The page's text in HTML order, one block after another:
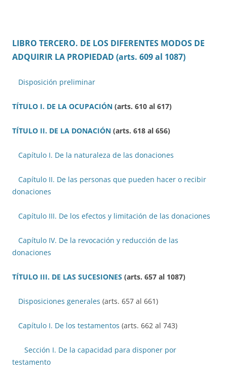
LIBRO TERCERO. DE LOS DIFERENTES MODOS DE
ADQUIRIR LA PROPIEDAD (arts. 609 al 1087)
Disposición preliminar
TÍTULO I. DE LA OCUPACIÓN (arts. 610 al 617)
TÍTULO II. DE LA DONACIÓN (arts. 618 al 656)
Capítulo I. De la naturaleza de las donaciones
Capítulo II. De las personas que pueden hacer o recibir
donaciones
Capítulo III. De los efectos y limitación de las donaciones
Capítulo IV. De la revocación y reducción de las
donaciones
TÍTULO III. DE LAS SUCESIONES (arts. 657 al 1087)
Disposiciones generales (arts. 657 al 661)
Capítulo I. De los testamentos (arts. 662 al 743)
Sección I. De la capacidad para disponer por
testamento